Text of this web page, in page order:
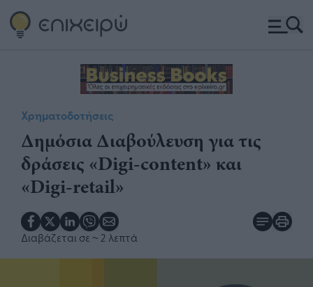
Χρηματοδοτήσεις
Δημόσια Διαβούλευση για τις
δράσεις «Digi-content» και
«Digi-retail»
Διαβάζεται σε ~ 2 λεπτά